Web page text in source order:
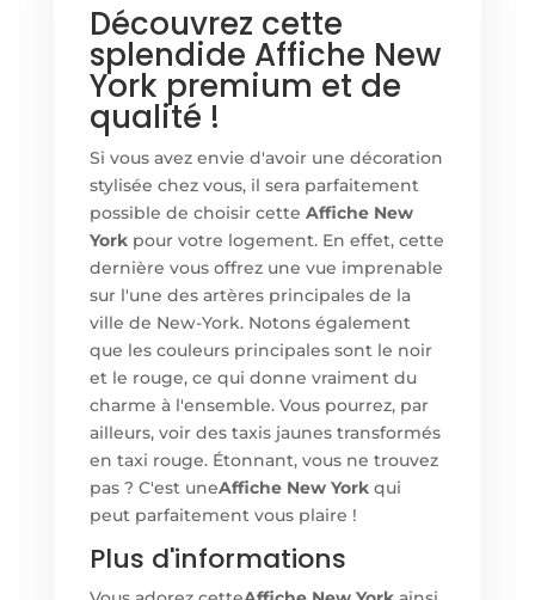
Découvrez cette
splendide Affiche New
York premium et de
qualité !
Si vous avez envie d'avoir une décoration
stylisée chez vous, il sera parfaitement
possible de choisir cette Affiche New
Yorkpour votre logement. En effet, cette
dernière vous offrez une vue imprenable
sur l'une des artères principales de la
ville de New-York. Notons également
que les couleurs principales sont le noir
et le rouge, ce qui donne vraiment du
charme à l'ensemble. Vous pourrez, par
ailleurs, voir des taxis jaunes transformés
en taxi rouge. Étonnant, vous ne trouvez
pas ? C'est uneAffiche New Yorkqui
peut parfaitement vous plaire !
Plus d'informations